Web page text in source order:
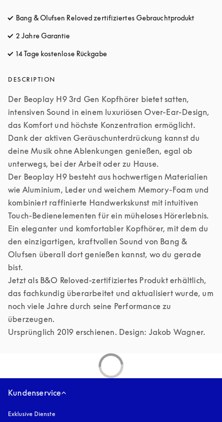
Bang & Olufsen Reloved zertifiziertes Gebrauchtprodukt
2 Jahre Garantie
14 Tage kostenlose Rückgabe
DESCRIPTION
Der Beoplay H9 3rd Gen Kopfhörer bietet satten,
intensiven Sound in einem luxuriösen Over-Ear-Design,
das Komfort und höchste Konzentration ermöglicht.
Dank der aktiven Geräuschunterdrückung kannst du
deine Musik ohne Ablenkungen genießen, egal ob
unterwegs, bei der Arbeit oder zu Hause.
Der Beoplay H9 besteht aus hochwertigen Materialien
wie Aluminium, Leder und weichem Memory-Foam und
kombiniert raffinierte Handwerkskunst mit intuitiven
Touch-Bedienelementen für ein müheloses Hörerlebnis.
Ein eleganter und komfortabler Kopfhörer, mit dem du
den einzigartigen, kraftvollen Sound von Bang &
Olufsen überall dort genießen kannst, wo du gerade
bist.
Jetzt als B&O Reloved-zertifiziertes Produkt erhältlich,
das fachkundig überarbeitet und aktualisiert wurde, um
noch viele Jahre durch seine Performance zu
überzeugen.
Kundenservice
Exklusive Dienste